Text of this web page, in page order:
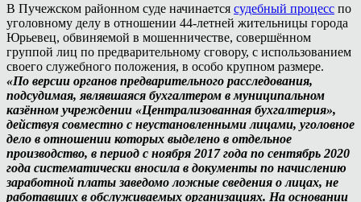
В Пучежском районном суде начинается судебный процесс по
уголовному делу в отношении 44-летней жительницы города
Юрьевец, обвиняемой в мошенничестве, совершённом
группой лиц по предварительному сговору, с использованием
своего служебного положения, в особо крупном размере.
«По версии органов предварительного расследования,
подсудимая, являвшаяся бухгалтером в муниципальном
казённом учреждении «Централизованная бухгалтерия»,
действуя совместно с неустановленными лицами, уголовное
дело в отношении которых выделено в отдельное
производство, в период с ноября 2017 года по сентябрь 2020
года систематически вносила в документы по начислению
заработной платы заведомо ложные сведения о лицах, не
работавших в обслуживаемых организациях. На основании